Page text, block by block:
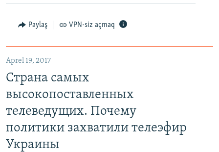
Paylaş VPN-siz açmaq
Aprel 19, 2017
Страна самых
высокопоставленных
телеведущих. Почему
политики захватили телеэфир
Украины